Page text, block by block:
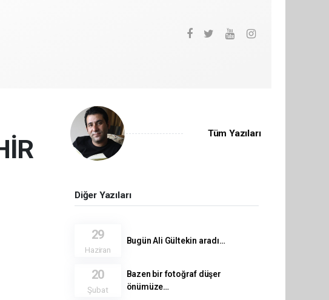
Tüm Yazıları
Diğer Yazıları
29
Haziran
Bugün Ali Gültekin aradı…
20
Şubat
Bazen bir fotoğraf düşer
önümüze…